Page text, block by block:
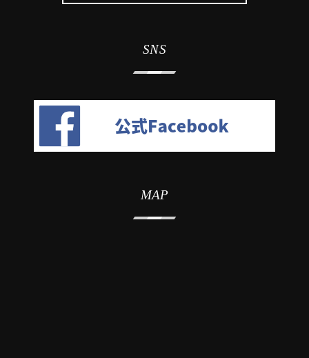
SNS
MAP